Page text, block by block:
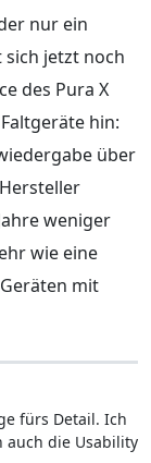
nur ein
jetzt noch
des Pura X
hin:
über
weniger
wie eine
mit
fürs Detail. Ich
auch die Usability